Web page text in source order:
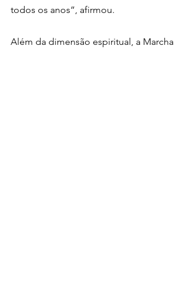
todos os anos”, afirmou.
Além da dimensão espiritual, a Marcha